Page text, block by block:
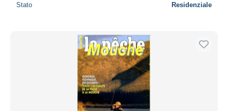
Stato Residenziale